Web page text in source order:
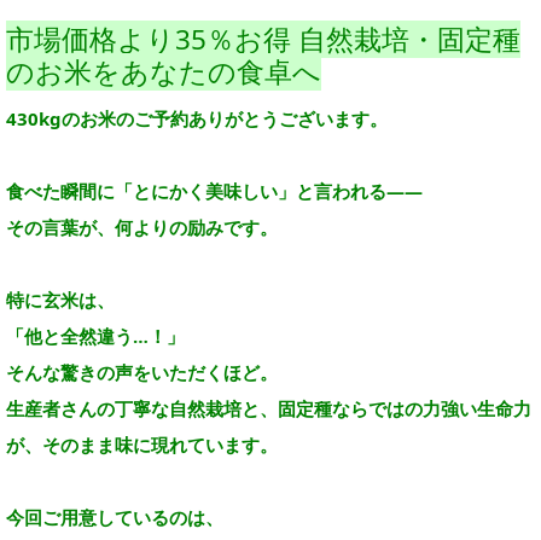
市場価格より35％お得 自然栽培・固定種
のお米をあなたの食卓へ
430kgのお米のご予約ありがとうございます。
食べた瞬間に「とにかく美味しい」と言われる——
その言葉が、何よりの励みです。
特に玄米は、
「他と全然違う…！」
そんな驚きの声をいただくほど。
生産者さんの丁寧な自然栽培と、固定種ならではの力強い生命力
が、そのまま味に現れています。
今回ご用意しているのは、